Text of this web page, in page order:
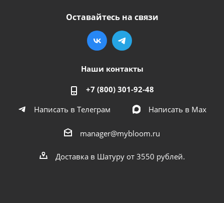
Оставайтесь на связи
Наши контакты
+7 (800) 301-92-48
Написать в Телеграм
Написать в Мах
manager@mybloom.ru
Доставка в Шатуру от 3550 рублей.